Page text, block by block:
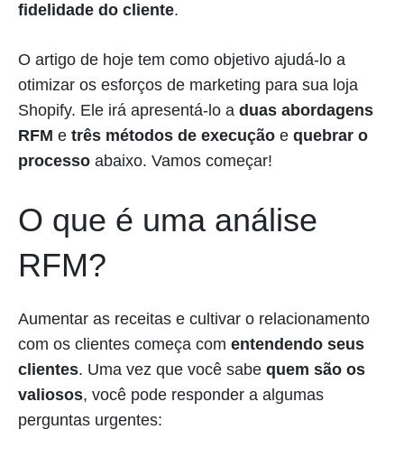
fidelidade do cliente.
O artigo de hoje tem como objetivo ajudá-lo a
otimizar os esforços de marketing para sua loja
Shopify. Ele irá apresentá-lo a duas abordagens
RFM e três métodos de execução e quebrar o
processo abaixo. Vamos começar!
O que é uma análise
RFM?
Aumentar as receitas e cultivar o relacionamento
com os clientes começa com entendendo seus
clientes. Uma vez que você sabe quem são os
valiosos, você pode responder a algumas
perguntas urgentes: